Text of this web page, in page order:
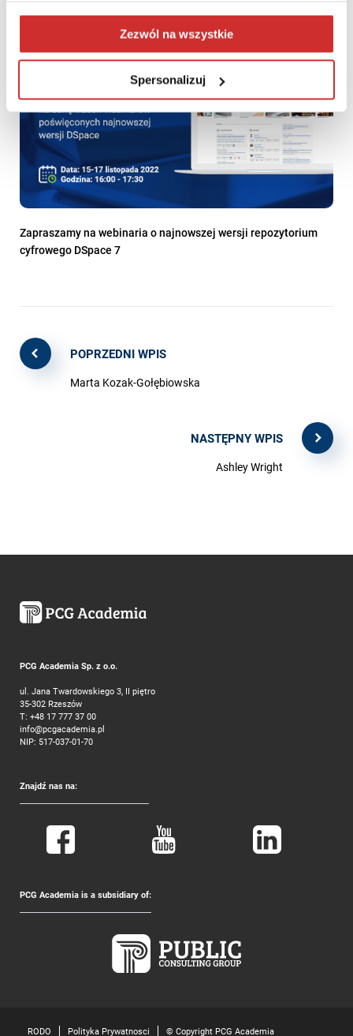
Zezwól na wszystkie
Spersonalizuj
Zapraszamy na webinaria o najnowszej wersji repozytorium
cyfrowego DSpace 7
POPRZEDNI WPIS
Marta Kozak-Gołębiowska
NASTĘPNY WPIS
Ashley Wright
PCG Academia Sp. z o.o.
ul. Jana Twardowskiego 3, II piętro
35-302 Rzeszów
T: +48 17 777 37 00
info@pcgacademia.pl
NIP: 517-037-01-70
Znajdź nas na:
PCG Academia is a subsidiary of:
RODO Polityka Prywatnosci © Copyright PCG Academia